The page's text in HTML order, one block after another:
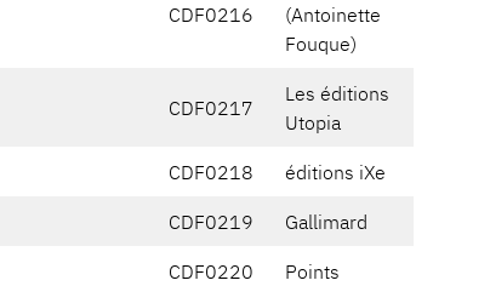
CDF0216
(Antoinette
Fouque)
CDF0217
Les éditions
Utopia
CDF0218 éditions iXe
CDF0219 Gallimard
CDF0220 Points